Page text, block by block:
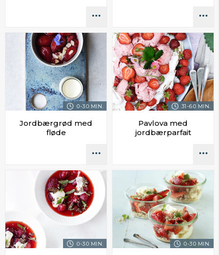
0-30 MIN.
Jordbærgrød med
fløde
31-60 MIN.
Pavlova med
jordbærparfait
0-30 MIN. 0-30 MIN.